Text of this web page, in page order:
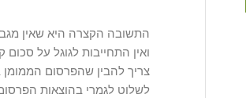
התשובה הקצרה היא שאין
ואין התחייבות לגוגל על סכום
צריך להבין שהפרסום הממומן
לשלוט לגמרי בהוצאות